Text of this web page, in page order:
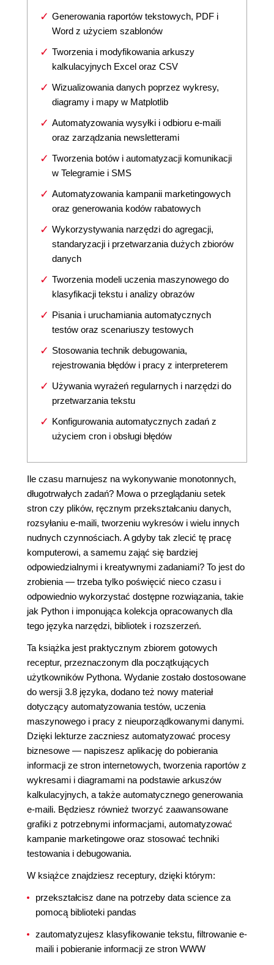
Generowania raportów tekstowych, PDF i
Word z użyciem szablonów
Tworzenia i modyfikowania arkuszy
kalkulacyjnych Excel oraz CSV
Wizualizowania danych poprzez wykresy,
diagramy i mapy w Matplotlib
Automatyzowania wysyłki i odbioru e-maili
oraz zarządzania newsletterami
Tworzenia botów i automatyzacji komunikacji
w Telegramie i SMS
Automatyzowania kampanii marketingowych
oraz generowania kodów rabatowych
Wykorzystywania narzędzi do agregacji,
standaryzacji i przetwarzania dużych zbiorów
danych
Tworzenia modeli uczenia maszynowego do
klasyfikacji tekstu i analizy obrazów
Pisania i uruchamiania automatycznych
testów oraz scenariuszy testowych
Stosowania technik debugowania,
rejestrowania błędów i pracy z interpreterem
Używania wyrażeń regularnych i narzędzi do
przetwarzania tekstu
Konfigurowania automatycznych zadań z
użyciem cron i obsługi błędów
Ile czasu marnujesz na wykonywanie monotonnych,
długotrwałych zadań? Mowa o przeglądaniu setek
stron czy plików, ręcznym przekształcaniu danych,
rozsyłaniu e-maili, tworzeniu wykresów i wielu innych
nudnych czynnościach. A gdyby tak zlecić tę pracę
komputerowi, a samemu zająć się bardziej
odpowiedzialnymi i kreatywnymi zadaniami? To jest do
zrobienia — trzeba tylko poświęcić nieco czasu i
odpowiednio wykorzystać dostępne rozwiązania, takie
jak Python i imponująca kolekcja opracowanych dla
tego języka narzędzi, bibliotek i rozszerzeń.
Ta książka jest praktycznym zbiorem gotowych
receptur, przeznaczonym dla początkujących
użytkowników Pythona. Wydanie zostało dostosowane
do wersji 3.8 języka, dodano też nowy materiał
dotyczący automatyzowania testów, uczenia
maszynowego i pracy z nieuporządkowanymi danymi.
Dzięki lekturze zaczniesz automatyzować procesy
biznesowe — napiszesz aplikację do pobierania
informacji ze stron internetowych, tworzenia raportów z
wykresami i diagramami na podstawie arkuszów
kalkulacyjnych, a także automatycznego generowania
e-maili. Będziesz również tworzyć zaawansowane
grafiki z potrzebnymi informacjami, automatyzować
kampanie marketingowe oraz stosować techniki
testowania i debugowania.
W książce znajdziesz receptury, dzięki którym:
przekształcisz dane na potrzeby data science za
pomocą biblioteki pandas
zautomatyzujesz klasyfikowanie tekstu, filtrowanie e-
maili i pobieranie informacji ze stron WWW